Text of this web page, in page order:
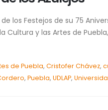
los Festejos de su 75
Cultura y las Artes de
de Puebla, Cristofer Chávez,
, Puebla, UDLAP,